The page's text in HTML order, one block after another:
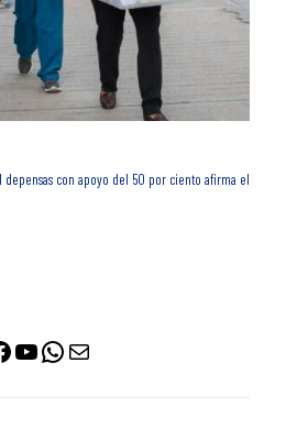
con apoyo del 50 por ciento afirma el
YouTube
WhatsApp
Correo electrónico